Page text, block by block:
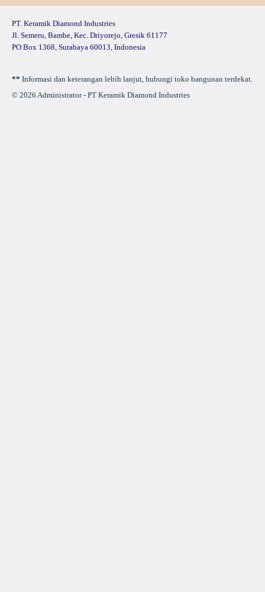
PT. Keramik Diamond Industries
Jl. Semeru, Bambe, Kec. Driyorejo, Gresik 61177
PO Box 1368, Surabaya 60013, Indonesia
** Informasi dan keterangan lebih lanjut, hubungi toko bangunan terdekat.
© 2026 Administrator - PT Keramik Diamond Industries